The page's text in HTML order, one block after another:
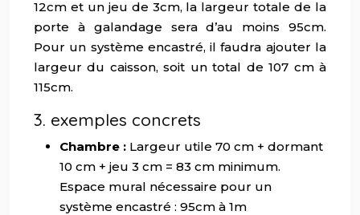
12cm et un jeu de 3cm, la largeur totale de la
porte à galandage sera d’au moins 95cm.
Pour un système encastré, il faudra ajouter la
largeur du caisson, soit un total de 107 cm à
115cm.
3. exemples concrets
Chambre : Largeur utile 70 cm + dormant
10 cm + jeu 3 cm = 83 cm minimum.
Espace mural nécessaire pour un
système encastré : 95cm à 1m